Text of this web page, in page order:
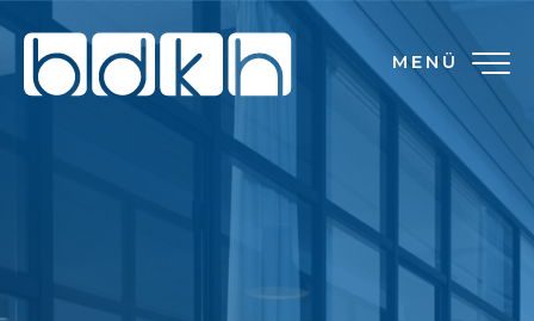
MENÜ